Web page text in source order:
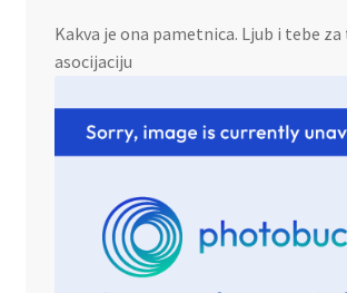
Kakva je ona pametnica. Ljub i tebe za
asocijaciju